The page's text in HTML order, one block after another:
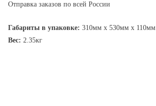
Отправка заказов по всей России
Габариты в упаковке: 310мм x 530мм x 110мм
Вес: 2.35кг